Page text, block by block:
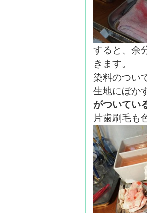
すると、余
きます。
染料のつい
生地にぼか
がついてい
片歯刷毛も